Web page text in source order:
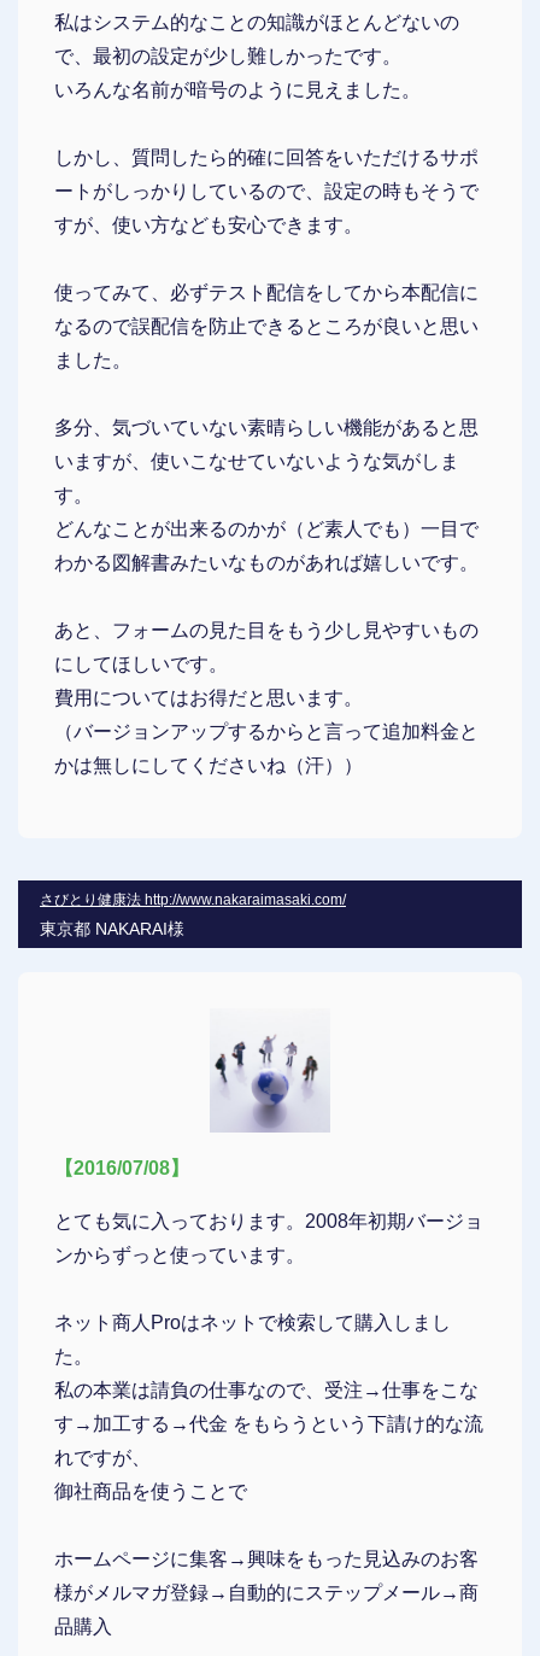
私はシステム的なことの知識がほとんどないの
で、最初の設定が少し難しかったです。
いろんな名前が暗号のように見えました。
しかし、質問したら的確に回答をいただけるサポ
ートがしっかりしているので、設定の時もそうで
すが、使い方なども安心できます。
使ってみて、必ずテスト配信をしてから本配信に
なるので誤配信を防止できるところが良いと思い
ました。
多分、気づいていない素晴らしい機能があると思
いますが、使いこなせていないような気がしま
す。
どんなことが出来るのかが（ど素人でも）一目で
わかる図解書みたいなものがあれば嬉しいです。
あと、フォームの見た目をもう少し見やすいもの
にしてほしいです。
費用についてはお得だと思います。
（バージョンアップするからと言って追加料金と
かは無しにしてくださいね（汗））
さびとり健康法 http://www.nakaraimasaki.com/
東京都 NAKARAI様
【2016/07/08】
とても気に入っております。2008年初期バージョ
ンからずっと使っています。
ネット商人Proはネットで検索して購入しまし
た。
私の本業は請負の仕事なので、受注→仕事をこな
す→加工する→代金 をもらうという下請け的な流
れですが、
御社商品を使うことで
ホームページに集客→興味をもった見込みのお客
様がメルマガ登録→自動的にステップメール→商
品購入